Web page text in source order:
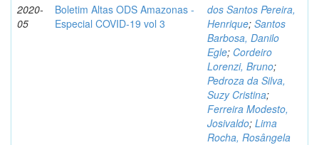
2020-
05
Boletim Altas ODS Amazonas -
Especial COVID-19 vol 3
dos Santos Pereira,
Henrique; Santos
Barbosa, Danilo
Egle; Cordeiro
Lorenzi, Bruno;
Pedroza da Silva,
Suzy Cristina;
Ferreira Modesto,
Josivaldo; Lima
Rocha, Rosângela